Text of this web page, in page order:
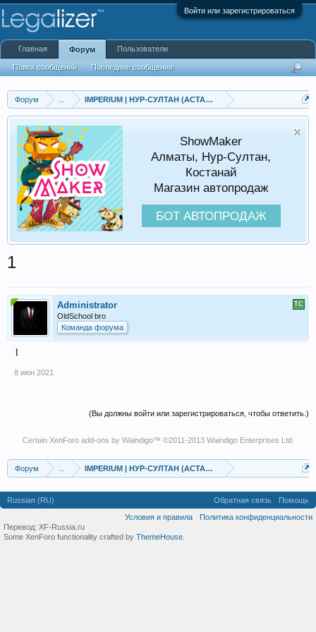
Войти или зарегистрироваться
Форум IMPERIUM | НУР-СУЛТАН (АСТАНА) | ЗАКЛАДКИ | 24/7 |
ShowMaker
Алматы, Нур-Султан,
Костанай
Магазин автопродаж
БОТ АВТОПРОДАЖ
1
Administrator
OldSchool bro
Команда форума
1
8 июн 2021
(Вы должны войти или зарегистрироваться, чтобы ответить.)
Certain XenForo add-ons by Waindigo™ ©2011-2013 Waindigo Enterprises Ltd.
Форум IMPERIUM | НУР-СУЛТАН (АСТАНА) | ЗАКЛАДКИ | 24/7 |
Главная Форум
Поиск сообщений Последние сообщения
Пользователи
Russian (RU) Обратная связь
Помощь
Условия и правила
Политика конфиденциальности
Перевод: XF-Russia.ru
Some XenForo functionality crafted by ThemeHouse